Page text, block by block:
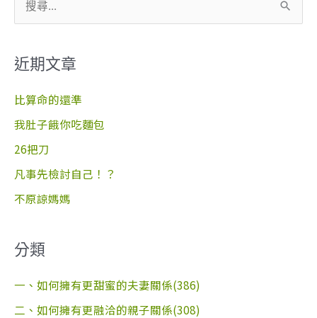
尋
鍵
字
:
近期文章
比算命的還準
我肚子餓你吃麵包
26把刀
凡事先檢討自己！？
不原諒媽媽
分類
一、如何擁有更甜蜜的夫妻關係(386)
二、如何擁有更融洽的親子關係(308)